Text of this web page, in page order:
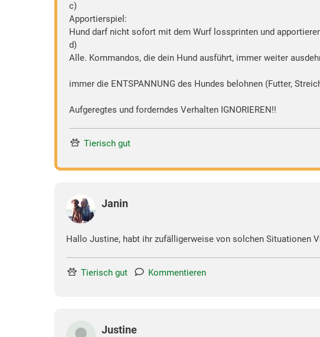
c)
Apportierspiel:
Hund darf nicht sofort mit dem Wurf lossprinten und
d)
Alle. Kommandos, die dein Hund ausführt, immer weiter
immer die ENTSPANNUNG des Hundes belohnen (Futter,
Aufgeregtes und forderndes Verhalten IGNORIEREN!!
Tierisch gut
Janin
Hallo Justine, habt ihr zufälligerweise von solchen Situationen
Tierisch gut Kommentieren
Justine